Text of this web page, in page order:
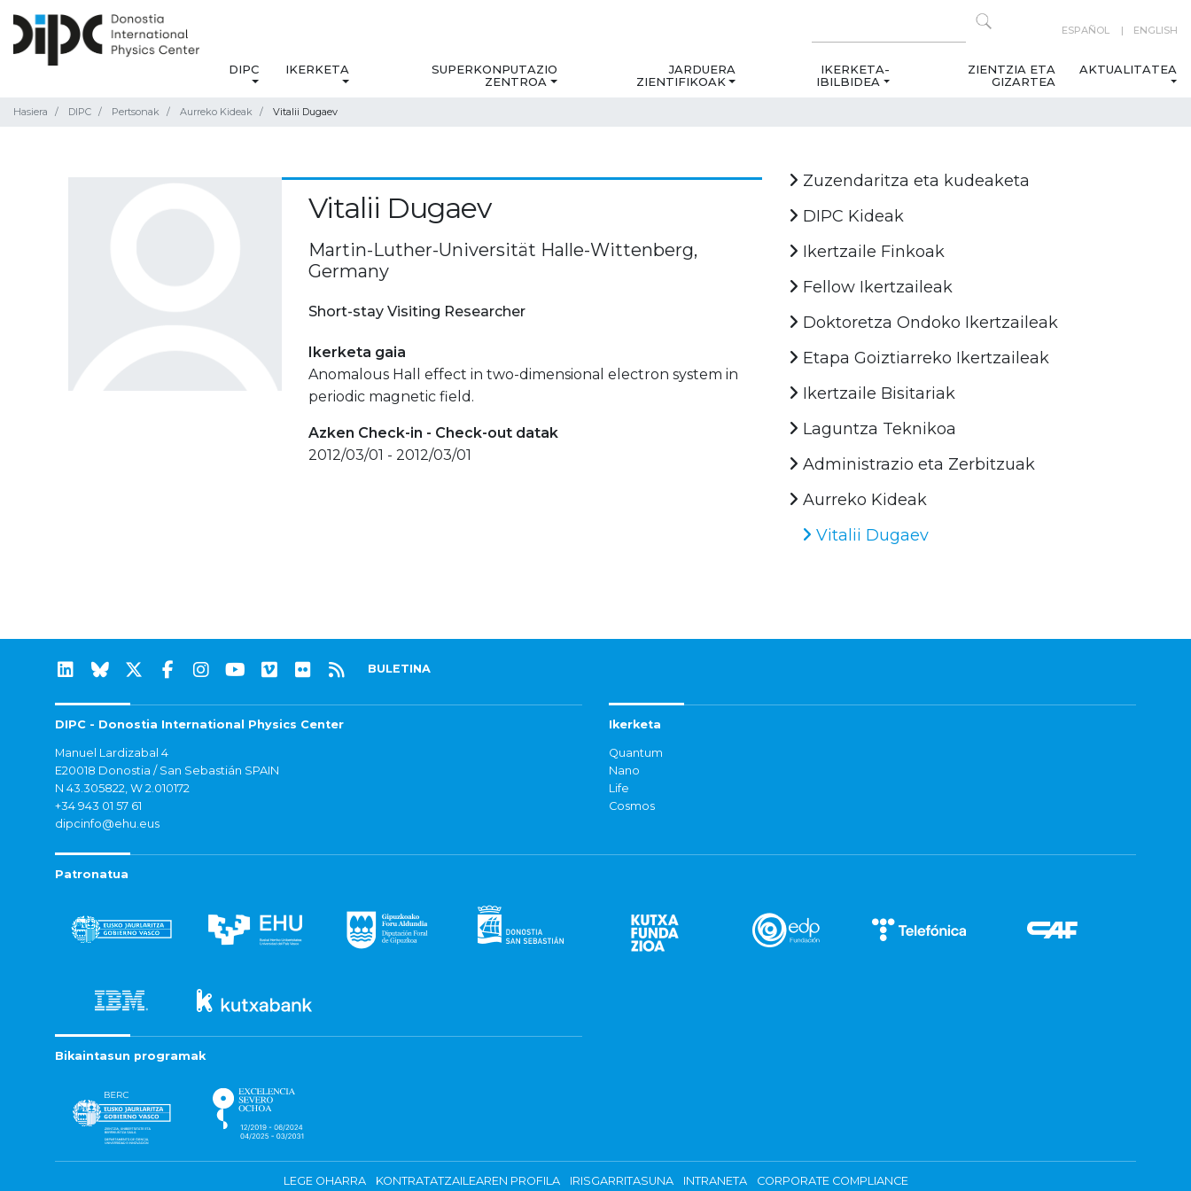
ESPAÑOL ENGLISH
DIPC IKERKETA
SUPERKONPUTAZIO
ZENTROA
JARDUERA
ZIENTIFIKOAK
IKERKETA-
IBILBIDEA
ZIENTZIA ETA
GIZARTEA
AKTUALITATEA
Hasiera DIPC Pertsonak Aurreko Kideak Vitalii Dugaev
Vitalii Dugaev
Martin-Luther-Universität Halle-Wittenberg,
Germany
Short-stay Visiting Researcher
Ikerketa gaia
Anomalous Hall effect in two-dimensional electron system in
periodic magnetic field.
Azken Check-in - Check-out datak
2012/03/01 - 2012/03/01
Zuzendaritza eta kudeaketa
DIPC Kideak
Ikertzaile Finkoak
Fellow Ikertzaileak
Doktoretza Ondoko Ikertzaileak
Etapa Goiztiarreko Ikertzaileak
Ikertzaile Bisitariak
Laguntza Teknikoa
Administrazio eta Zerbitzuak
Aurreko Kideak
Vitalii Dugaev
BULETINA
DIPC - Donostia International Physics Center
Manuel Lardizabal 4
E20018 Donostia / San Sebastián SPAIN
N 43.305822, W 2.010172
+34 943 01 57 61
dipcinfo@ehu.eus
Ikerketa
Quantum
Nano
Life
Cosmos
Patronatua
Bikaintasun programak
LEGE OHARRA KONTRATATZAILEAREN PROFILA IRISGARRITASUNA INTRANETA CORPORATE COMPLIANCE